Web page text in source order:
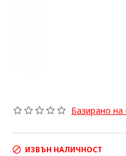
Базирано на
ИЗВЪН НАЛИЧНОСТ